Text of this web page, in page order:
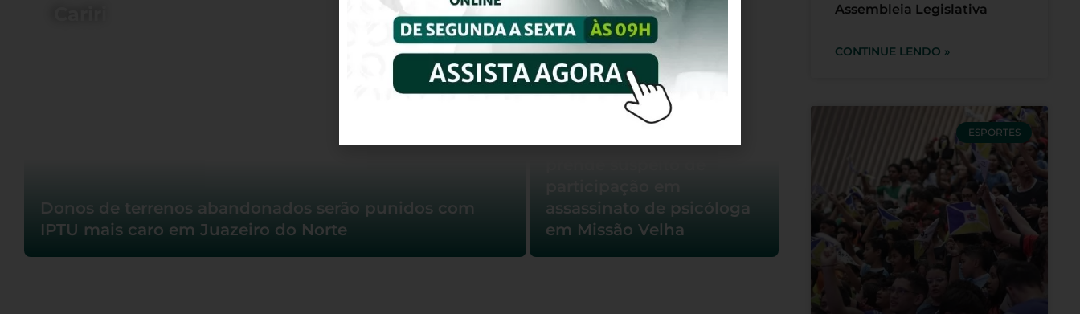
mais sobre cariri
Donos de terrenos abandonados serão punidos com
IPTU mais caro em Juazeiro do Norte
Caso Karine: Polícia
assassinato de psicóloga
em Missão Velha
Assembleia Legislativa
CONTINUE LENDO »
ESPORTES